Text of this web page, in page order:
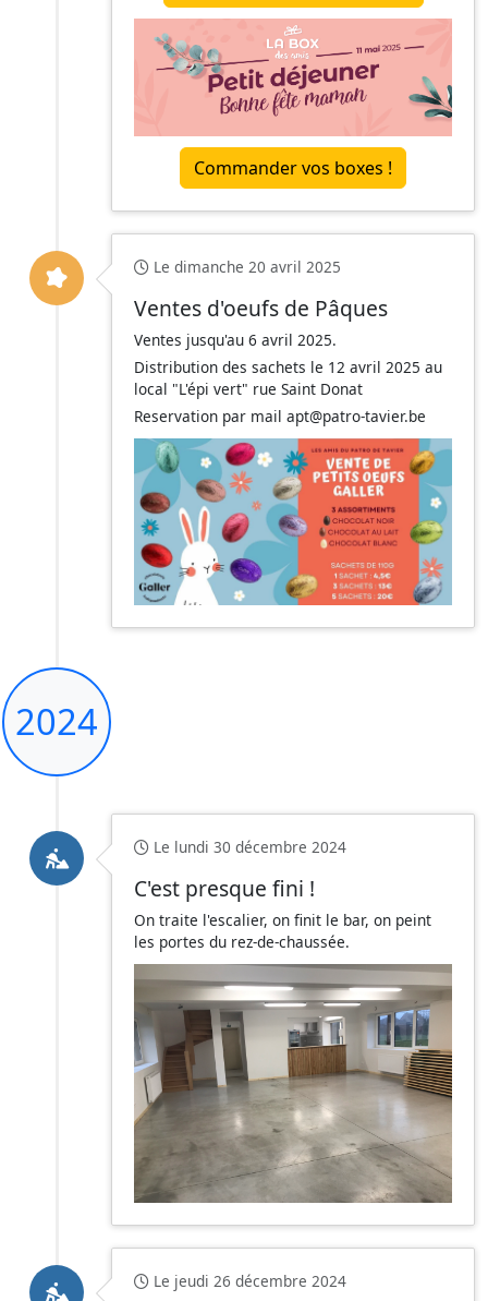
Commander vos boxes !
Le dimanche 20 avril 2025
Ventes d'oeufs de Pâques
Ventes jusqu'au 6 avril 2025.
Distribution des sachets le 12 avril 2025 au
local "L'épi vert" rue Saint Donat
Reservation par mail apt@patro-tavier.be
2024
Le lundi 30 décembre 2024
C'est presque fini !
On traite l'escalier, on finit le bar, on peint
les portes du rez-de-chaussée.
Le jeudi 26 décembre 2024